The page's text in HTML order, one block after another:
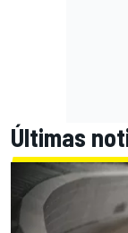
Últimas